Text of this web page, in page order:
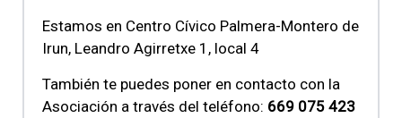
Estamos en Centro Cívico Palmera-Montero de
Irun, Leandro Agirretxe 1, local 4
También te puedes poner en contacto con la
Asociación a través del teléfono: 669 075 423